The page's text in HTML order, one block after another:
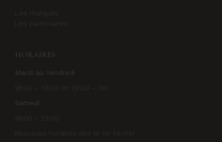
Les marques
Les partenaires
HORAIRES
Mardi au Vendredi
9h00 – 12h30 et 13h30 – 18h
Samedi
9h00 – 12h30
Nouveaux horaires dès le 1er Février